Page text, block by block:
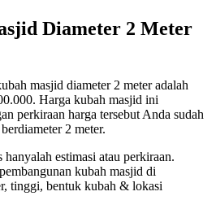
Diameter 2 Meter
masjid diameter 2 meter adalah
Harga kubah masjid ini
perkiraan harga tersebut Anda sudah
2 meter.
hanyalah estimasi atau perkiraan.
kubah masjid di
tinggi, bentuk kubah & lokasi